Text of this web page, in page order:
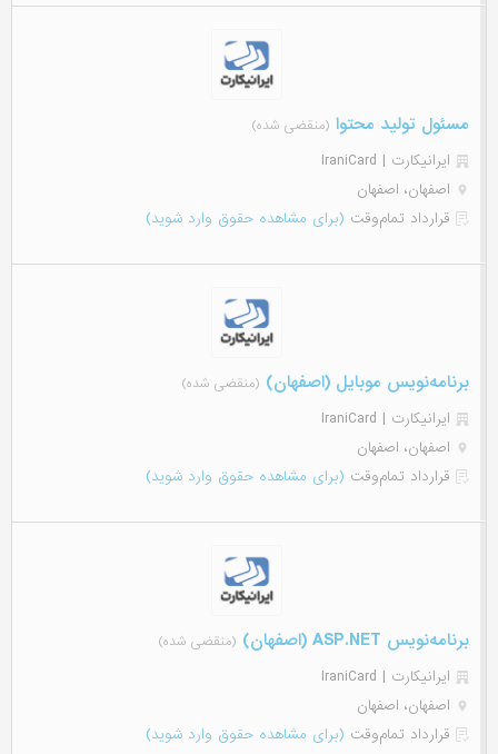
مسئول تولید محتوا (منقضی شده)
ایرانیکارت | IraniCard
اصفهان، اصفهان
قرارداد تمام‌وقت (برای مشاهده حقوق وارد شوید)
برنامه‌نویس موبایل (اصفهان) (منقضی شده)
ایرانیکارت | IraniCard
اصفهان، اصفهان
قرارداد تمام‌وقت (برای مشاهده حقوق وارد شوید)
برنامه‌نویس ASP.NET (اصفهان) (منقضی شده)
ایرانیکارت | IraniCard
اصفهان، اصفهان
قرارداد تمام‌وقت (برای مشاهده حقوق وارد شوید)